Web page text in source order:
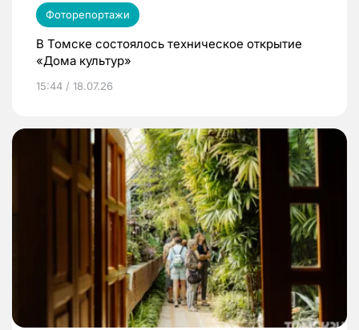
Фоторепортажи
В Томске состоялось техническое открытие
«Дома культур»
15:44 / 18.07.26